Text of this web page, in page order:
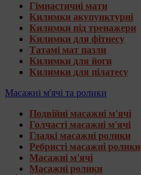
Гімнастичні мати
Килимки акупунктурні
Килимки під тренажери
Килимки для фітнесу
Татамі мат пазли
Килимки для йоги
Килимки для пілатесу
Масажні м'ячі та ролики
Подвійні масажні м'ячі
Голчасті масажні м'ячі
Гладкі масажні ролики
Ребристі масажні ролики
Масажні м'ячі
Масажні ролики